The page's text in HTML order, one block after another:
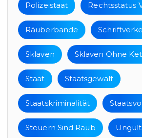
Polizeistaat Rechtsstatus
Räuberbande
Sklaven Sklaven Ohne
Staat Staatsgewalt
Staatskriminalität
Steuern Sind Raub